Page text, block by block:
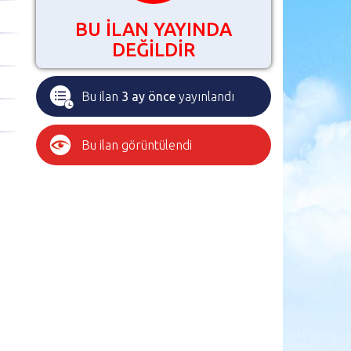
BU İLAN YAYINDA
DEĞİLDİR
Bu ilan 3 ay önce yayınlandı
Bu ilan görüntülendi